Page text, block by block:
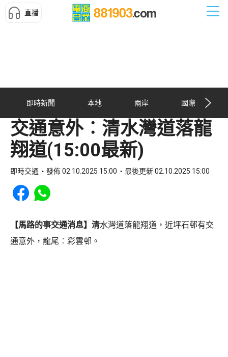
直播
即時新聞 本地 兩岸 國際
交通意外︰清水灣道落龍
翔道(15:00最新)
即時交通 發佈 02.10.2025 15:00 最後更新 02.10.2025 15:00
Share to Facebook
Share to WhatsApp
【馬路的事交通消息】清水灣道落龍翔道，近坪石邨有交
通意外，龍尾︰彩雲邨。